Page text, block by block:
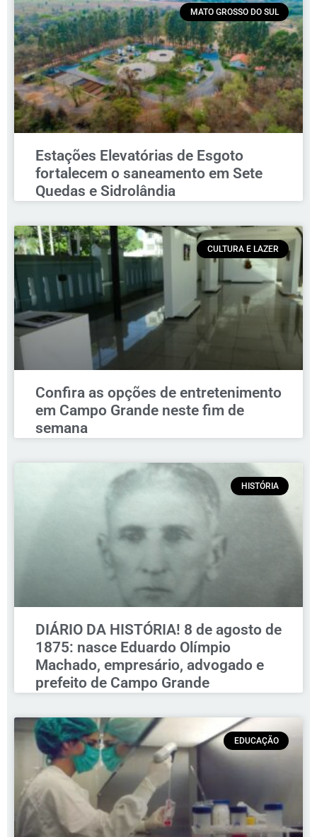
MATO GROSSO DO SUL
Estações Elevatórias de Esgoto
fortalecem o saneamento em Sete
Quedas e Sidrolândia
CULTURA E LAZER
Confira as opções de entretenimento
em Campo Grande neste fim de
semana
HISTÓRIA
DIÁRIO DA HISTÓRIA! 8 de agosto de
1875: nasce Eduardo Olímpio
Machado, empresário, advogado e
prefeito de Campo Grande
EDUCAÇÃO